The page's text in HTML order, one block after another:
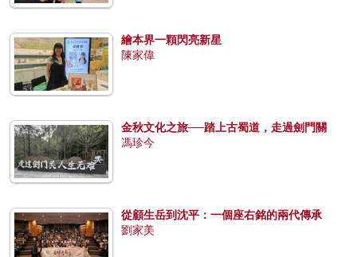
繪本界一顆閃亮新星
陳家偉
金秋文化之旅──踏上古蜀道，走過劍門關
馮珍今
從顧生岳到沈平：一個座右銘的兩代傳承
劉家美